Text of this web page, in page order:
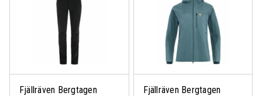
Fjällräven Bergtagen
Fjällräven Bergtagen